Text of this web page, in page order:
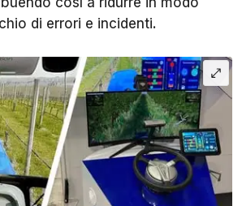
di errori e incidenti.